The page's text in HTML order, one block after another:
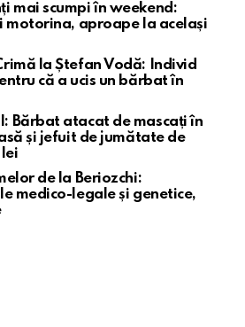
mai scumpi în weekend:
motorina, aproape la același
la Ștefan Vodă: Individ
că a ucis un bărbat în
Bărbat atacat de mascați în
și jefuit de jumătate de
de la Beriozchi:
medico-legale și genetice,